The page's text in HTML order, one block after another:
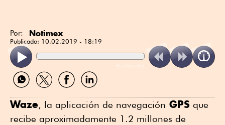
Por: Notimex
Publicado: 10.02.2019 - 18:19
ReadSpeaker
Compartir
por
Compartir
por
Compartir
por
Compartir
por
Waze, la aplicación de navegación GPS que
recibe aproximadamente 1.2 millones de